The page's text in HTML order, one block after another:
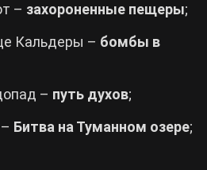
– захороненные пещеры;
Кальдеры – бомбы в
– путь духов;
Битва на Туманном озере;